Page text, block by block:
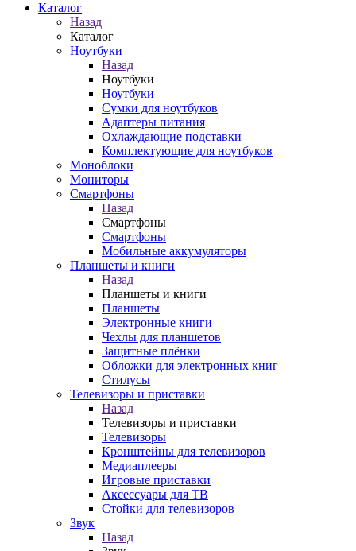
Каталог
Назад
Каталог
Ноутбуки
Назад
Ноутбуки
Ноутбуки
Сумки для ноутбуков
Адаптеры питания
Охлаждающие подставки
Комплектующие для ноутбуков
Моноблоки
Мониторы
Смартфоны
Назад
Смартфоны
Смартфоны
Мобильные аккумуляторы
Планшеты и книги
Назад
Планшеты и книги
Планшеты
Электронные книги
Чехлы для планшетов
Защитные плёнки
Обложки для электронных книг
Стилусы
Телевизоры и приставки
Назад
Телевизоры и приставки
Телевизоры
Кронштейны для телевизоров
Медиаплееры
Игровые приставки
Аксессуары для ТВ
Стойки для телевизоров
Звук
Назад